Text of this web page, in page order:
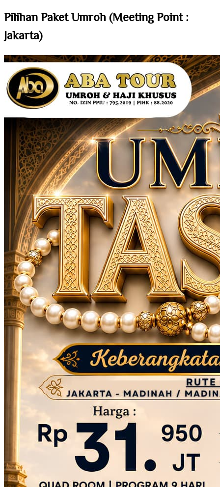
Pilihan Paket Umroh (Meeting Point :
Jakarta)